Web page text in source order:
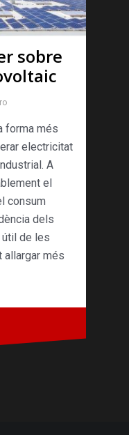
sobre
forma més
electricitat
A
el
consum
dels
de les
més